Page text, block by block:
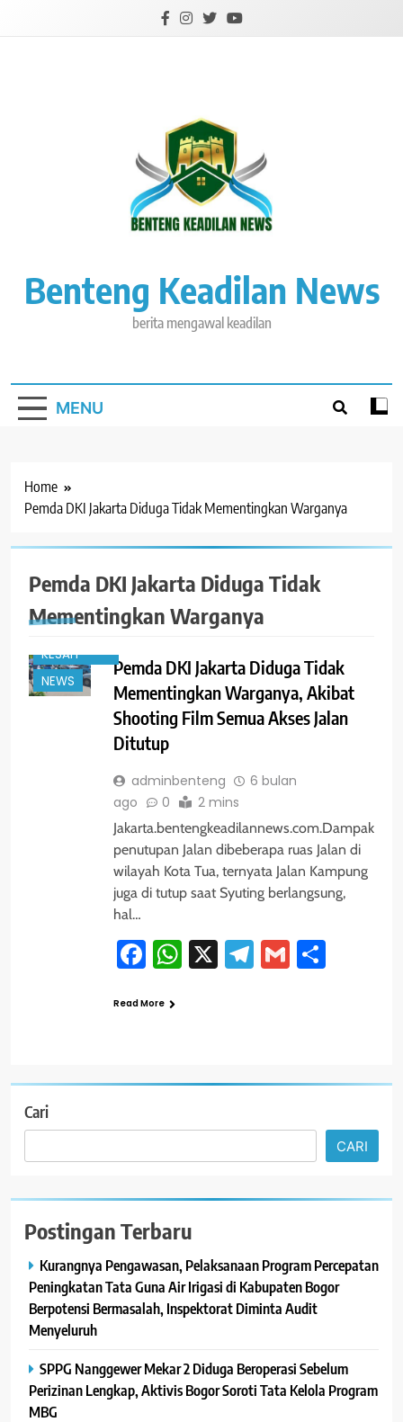
Benteng Keadilan News
berita mengawal keadilan
MENU
Home
Pemda DKI Jakarta Diduga Tidak Mementingkan Warganya
Pemda DKI Jakarta Diduga Tidak
Mementingkan Warganya
#TRENDING
JAKARTA
KESAH
NEWS
Pemda DKI Jakarta Diduga Tidak
Mementingkan Warganya, Akibat
Shooting Film Semua Akses Jalan
Ditutup
adminbenteng
6 bulan
ago
0 2 mins
Jakarta.bentengkeadilannews.com.Dampak
penutupan Jalan dibeberapa ruas Jalan di
wilayah Kota Tua, ternyata Jalan Kampung
juga di tutup saat Syuting berlangsung,
hal…
Facebook
WhatsApp
X Telegram
Gmail
Read More
Cari
CARI
Postingan Terbaru
Kurangnya Pengawasan, Pelaksanaan Program Percepatan
Peningkatan Tata Guna Air Irigasi di Kabupaten Bogor
Berpotensi Bermasalah, Inspektorat Diminta Audit
Menyeluruh
SPPG Nanggewer Mekar 2 Diduga Beroperasi Sebelum
Perizinan Lengkap, Aktivis Bogor Soroti Tata Kelola Program
MBG